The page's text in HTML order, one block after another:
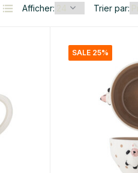
Afficher: Trier par:
SALE 25%